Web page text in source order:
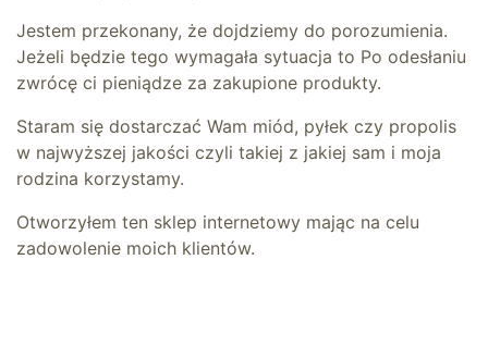
Jestem przekonany, że dojdziemy do porozumienia.
Jeżeli będzie tego wymagała sytuacja to Po odesłaniu
zwrócę ci pieniądze za zakupione produkty.
Staram się dostarczać Wam miód, pyłek czy propolis
w najwyższej jakości czyli takiej z jakiej sam i moja
rodzina korzystamy.
Otworzyłem ten sklep internetowy mając na celu
zadowolenie moich klientów.